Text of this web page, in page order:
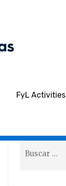
FyL Activities